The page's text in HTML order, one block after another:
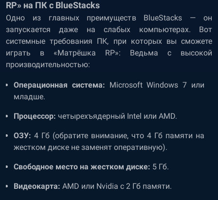
RP» на ПК с BlueStacks
Одно из главных преимуществ BlueStacks — он
запускается даже на слабых компьютерах. Вот
системные требования ПК, при которых вы сможете
играть в «Матрёшка RP»: Ведьма с высокой
производительностью:
Операционная система: Microsoft Windows 7 или
младше.
Процессор: четырехъядерный Intel или AMD.
ОЗУ: 4 Гб (обратите внимание, что 4 Гб памяти на
жестком диске не заменят оперативную).
Свободное место на жестком диске: 5 Гб.
Видеокарта: AMD или Nvidia с 2 Гб памяти.